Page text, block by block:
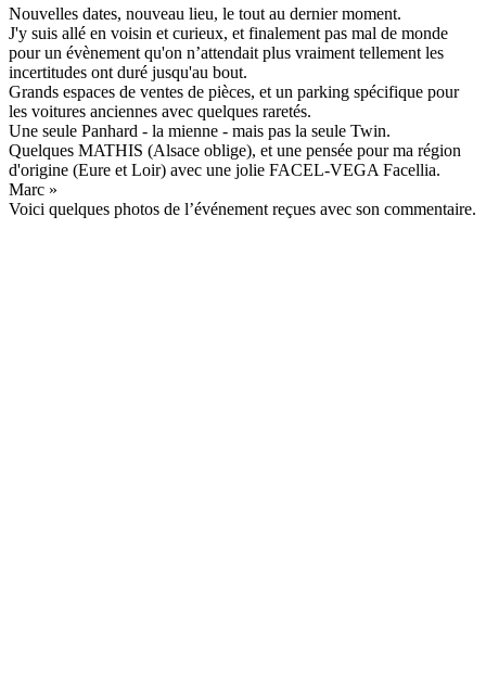
Nouvelles dates, nouveau lieu, le tout au dernier moment.
J'y suis allé en voisin et curieux, et finalement pas mal de monde
pour un évènement qu'on n’attendait plus vraiment tellement les
incertitudes ont duré jusqu'au bout.
Grands espaces de ventes de pièces, et un parking spécifique pour
les voitures anciennes avec quelques raretés.
Une seule Panhard - la mienne - mais pas la seule Twin.
Quelques MATHIS (Alsace oblige), et une pensée pour ma région
d'origine (Eure et Loir) avec une jolie FACEL-VEGA Facellia.
Marc »
Voici quelques photos de l’événement reçues avec son commentaire.